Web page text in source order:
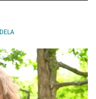
DELA